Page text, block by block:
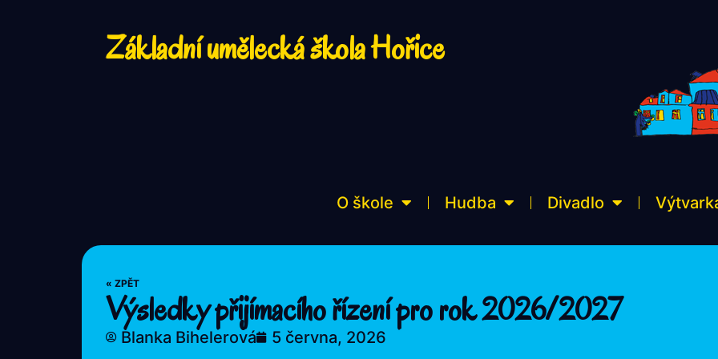
Základní umělecká škola Hořice
O škole Hudba Divadlo
« ZPĚT
Výsledky přijímacího řízení pro rok 2026/2027
Blanka Bihelerová 5 června, 2026